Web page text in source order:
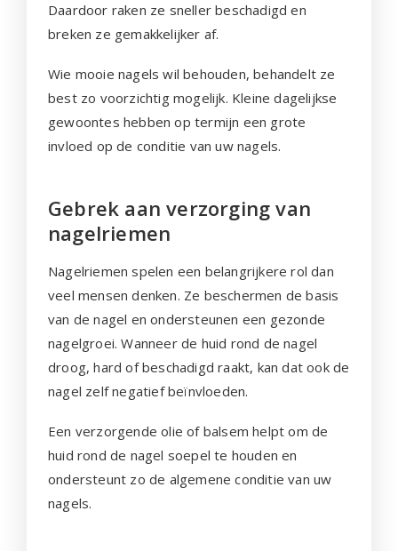
Daardoor raken ze sneller beschadigd en
breken ze gemakkelijker af.
Wie mooie nagels wil behouden, behandelt ze
best zo voorzichtig mogelijk. Kleine dagelijkse
gewoontes hebben op termijn een grote
invloed op de conditie van uw nagels.
Gebrek aan verzorging van
nagelriemen
Nagelriemen spelen een belangrijkere rol dan
veel mensen denken. Ze beschermen de basis
van de nagel en ondersteunen een gezonde
nagelgroei. Wanneer de huid rond de nagel
droog, hard of beschadigd raakt, kan dat ook de
nagel zelf negatief beïnvloeden.
Een verzorgende olie of balsem helpt om de
huid rond de nagel soepel te houden en
ondersteunt zo de algemene conditie van uw
nagels.